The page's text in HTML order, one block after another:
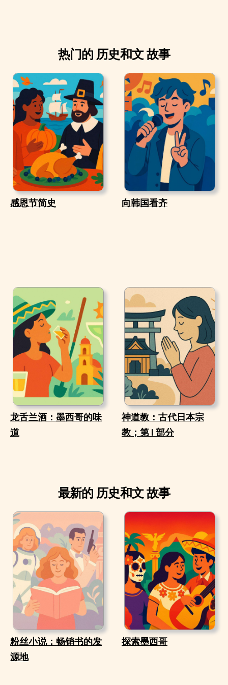
热门的 历史和文 故事
感恩节简史 向韩国看齐
龙舌兰酒：墨西哥的味
道
神道教：古代日本宗
教；第 I 部分
最新的 历史和文 故事
粉丝小说：畅销书的发
源地
探索墨西哥